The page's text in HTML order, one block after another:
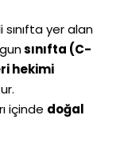
sınıfta yer alan
sınıfta (C-
hekimi
içinde doğal